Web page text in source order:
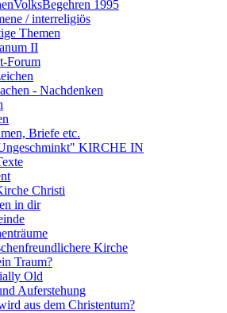
1995
/ interreligiös
Themen
II
Forum
- Nachdenken
Briefe etc.
KIRCHE IN
Christi
in dir
Kirche
Traum?
Old
Auferstehung
aus dem Christentum?